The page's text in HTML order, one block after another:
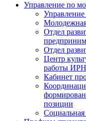
Управление по
Отдел
Отдел
Центр
работы
Кабинет
позиции
Социальная